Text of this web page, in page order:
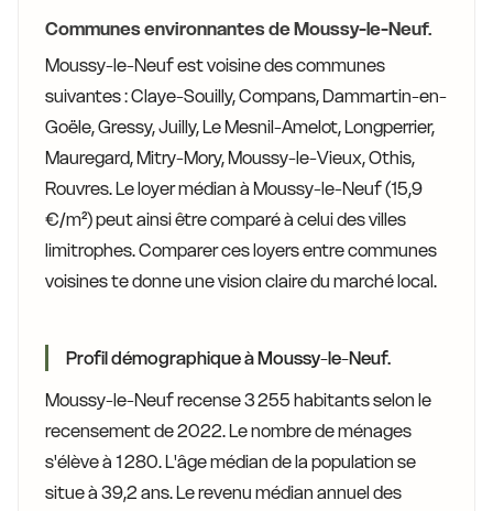
Communes environnantes de Moussy-le-Neuf.
Moussy-le-Neuf est voisine des communes
suivantes : Claye-Souilly, Compans, Dammartin-en-
Goële, Gressy, Juilly, Le Mesnil-Amelot, Longperrier,
Mauregard, Mitry-Mory, Moussy-le-Vieux, Othis,
Rouvres. Le loyer médian à Moussy-le-Neuf (15,9
€/m²) peut ainsi être comparé à celui des villes
limitrophes. Comparer ces loyers entre communes
voisines te donne une vision claire du marché local.
Profil démographique à Moussy-le-Neuf.
Moussy-le-Neuf recense 3 255 habitants selon le
recensement de 2022. Le nombre de ménages
s'élève à 1 280. L'âge médian de la population se
situe à 39,2 ans. Le revenu médian annuel des